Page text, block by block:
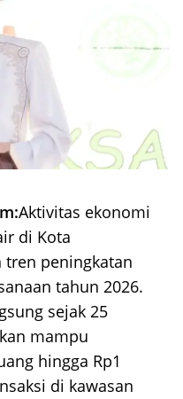
Aktivitas ekonomi
di Kota
peningkatan
tahun 2026.
sejak 25
mampu
hingga Rp1
di kawasan